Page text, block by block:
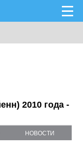
2010 года -
НОВОСТИ